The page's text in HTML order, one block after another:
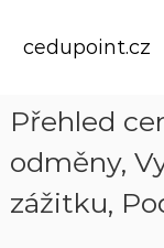
cedupoint.cz
Přehled
odměny,
zážitku,